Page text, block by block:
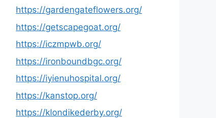
https://gardengateflowers.org/
https://getscapegoat.org/
https://iczmpwb.org/
https://ironboundbgc.org/
https://iyienuhospital.org/
https://kanstop.org/
https://klondikederby.org/